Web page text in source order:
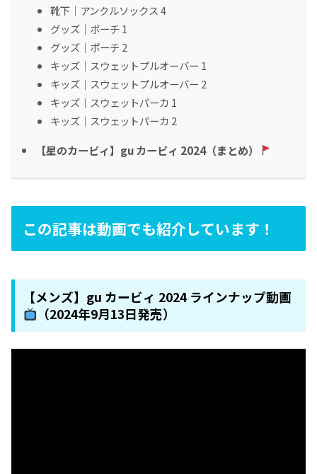
靴下｜アンクルソックス 4
グッズ｜ポーチ 1
グッズ｜ポーチ 2
キッズ｜スウェットプルオーバー 1
キッズ｜スウェットプルオーバー 2
キッズ｜スウェットパーカ 1
キッズ｜スウェットパーカ 2
【星のカービィ】gu カービィ 2024（まとめ）
この記事は動画でも紹介しています！
【メンズ】gu カービィ 2024 ラインナップ動画
（2024年9月13日発売）